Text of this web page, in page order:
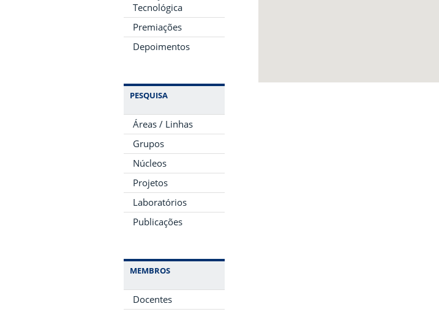
Tecnológica
Premiações
Depoimentos
PESQUISA
Áreas / Linhas
Grupos
Núcleos
Projetos
Laboratórios
Publicações
MEMBROS
Docentes